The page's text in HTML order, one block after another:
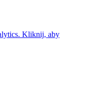
Kliknij, aby